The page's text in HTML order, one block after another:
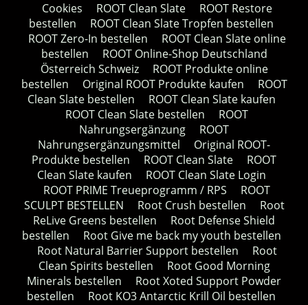
Cookies ROOT Clean Slate
ROOT Restore
bestellen
ROOT Clean Slate Tropfen bestellen
ROOT Zero-In bestellen
ROOT Clean Slate online
bestellen
ROOT Online-Shop Deutschland
Österreich Schweiz
ROOT Produkte online
bestellen
Original ROOT Produkte kaufen
ROOT
Clean Slate bestellen
ROOT Clean Slate kaufen
ROOT Clean Slate bestellen
ROOT
Nahrungsergänzung
ROOT
Nahrungsergänzungsmittel
Original ROOT-
Produkte bestellen
ROOT Clean Slate
ROOT
Clean Slate kaufen
ROOT Clean Slate Login
ROOT PRIME Treueprogramm / RPS
ROOT
SCULPT BESTELLEN
Root Crush bestellen
Root
ReLive Greens bestellen
Root Defense Shield
bestellen
Root Give me back my youth bestellen
Root Natural Barrier Support bestellen
Root
Clean Spirits bestellen
Root Good Morning
Minerals bestellen
Root Xoted Support Powder
bestellen
Root KO3 Antarctic Krill Oil bestellen